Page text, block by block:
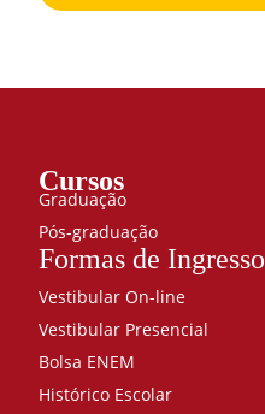
Cursos
Graduação
Pós-graduação
Formas de Ingresso
Vestibular On-line
Vestibular Presencial
Bolsa ENEM
Histórico Escolar